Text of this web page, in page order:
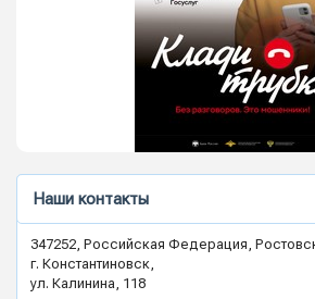
Наши контакты
347252, Российская Федерация,
г. Константиновск,
ул. Калинина, 118